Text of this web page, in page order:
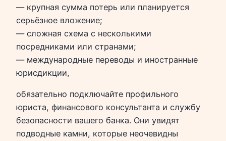
— крупная сумма потерь или планируется
серьёзное вложение;
— сложная схема с несколькими
посредниками или странами;
— международные переводы и иностранные
юрисдикции,
обязательно подключайте профильного
юриста, финансового консультанта и службу
безопасности вашего банка. Они увидят
подводные камни, которые неочевидны